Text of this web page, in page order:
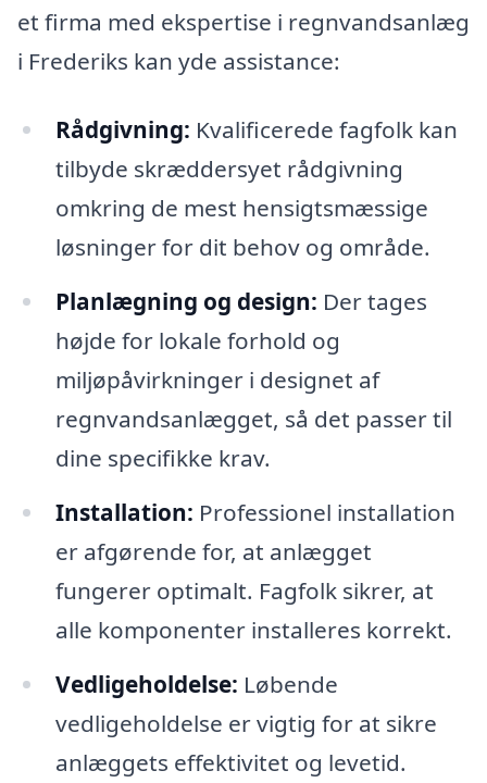
et firma med ekspertise i regnvandsanlæg
i Frederiks kan yde assistance:
Rådgivning: Kvalificerede fagfolk kan
tilbyde skræddersyet rådgivning
omkring de mest hensigtsmæssige
løsninger for dit behov og område.
Planlægning og design: Der tages
højde for lokale forhold og
miljøpåvirkninger i designet af
regnvandsanlægget, så det passer til
dine specifikke krav.
Installation: Professionel installation
er afgørende for, at anlægget
fungerer optimalt. Fagfolk sikrer, at
alle komponenter installeres korrekt.
Vedligeholdelse: Løbende
vedligeholdelse er vigtig for at sikre
anlæggets effektivitet og levetid.